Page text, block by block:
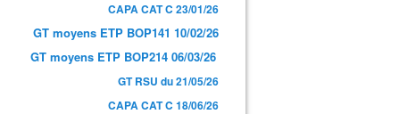
CAPA CAT C 23/01/26
GT moyens ETP BOP141 10/02/26
GT moyens ETP BOP214 06/03/26
GT RSU du 21/05/26
CAPA CAT C 18/06/26